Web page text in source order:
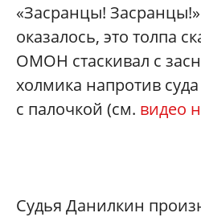
«Засранцы!
оказалось, это толпа
ОМОН стаскивал с
холмика напротив
с палочкой (см. видео
Судья Данилкин